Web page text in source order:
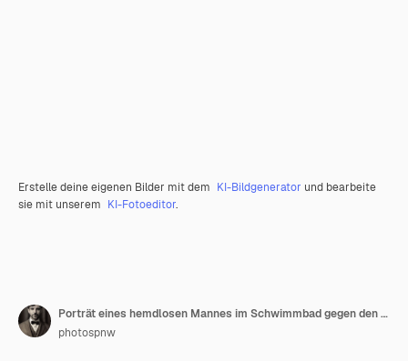
Erstelle deine eigenen Bilder mit dem KI-Bildgenerator und bearbeite
sie mit unserem KI-Fotoeditor.
Porträt eines hemdlosen Mannes im Schwimmbad gegen den Himmel
photospnw